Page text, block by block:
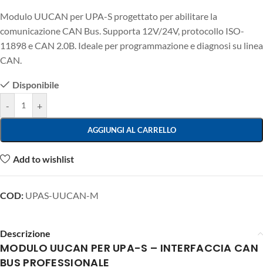
Modulo UUCAN per UPA-S progettato per abilitare la
comunicazione CAN Bus. Supporta 12V/24V, protocollo ISO-
11898 e CAN 2.0B. Ideale per programmazione e diagnosi su linea
CAN.
Disponibile
-
+
AGGIUNGI AL CARRELLO
Add to wishlist
COD: UPAS-UUCAN-M
Descrizione
MODULO UUCAN PER UPA-S – INTERFACCIA CAN
BUS PROFESSIONALE